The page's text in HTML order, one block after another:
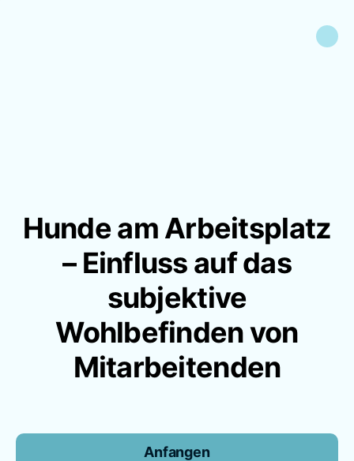
Hunde am Arbeitsplatz
– Einfluss auf das
subjektive
Wohlbefinden von
Mitarbeitenden
Anfangen